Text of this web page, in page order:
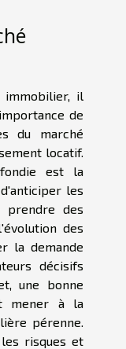
immobilier, il
de
du marché
locatif.
est la
les
prendre des
des
la demande
décisifs
une bonne
mener à la
pérenne.
risques et